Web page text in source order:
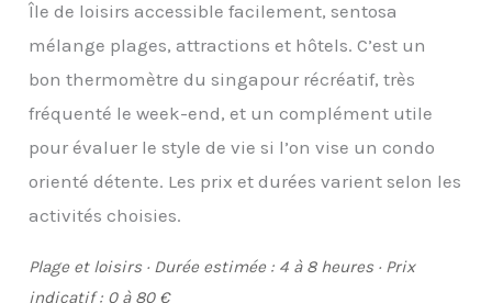
Île de loisirs accessible facilement, sentosa
mélange plages, attractions et hôtels. C’est un
bon thermomètre du singapour récréatif, très
fréquenté le week-end, et un complément utile
pour évaluer le style de vie si l’on vise un condo
orienté détente. Les prix et durées varient selon les
activités choisies.
Plage et loisirs · Durée estimée : 4 à 8 heures · Prix
indicatif : 0 à 80 €